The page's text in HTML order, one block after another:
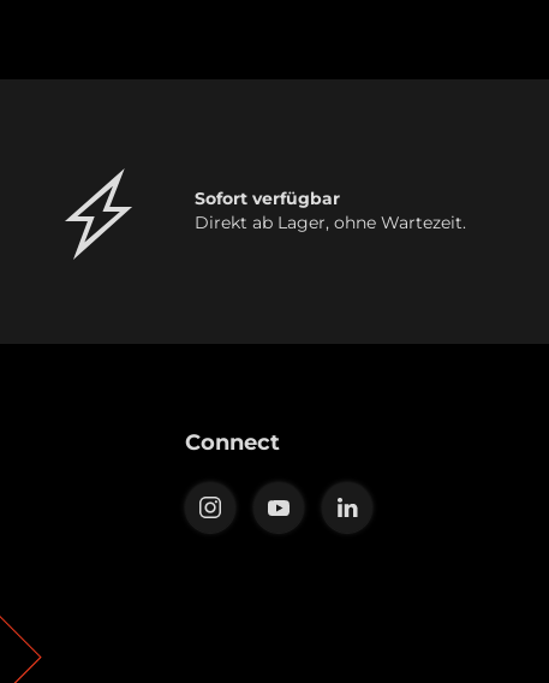
Sofort verfügbar
Direkt ab Lager, ohne Wartezeit.
Connect